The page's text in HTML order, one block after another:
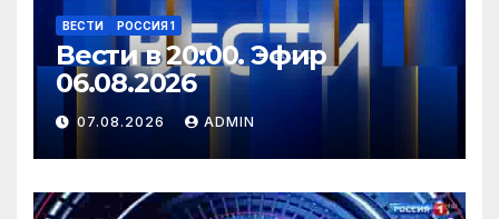
ВЕСТИ РОССИЯ 1
Вести в 20:00. Эфир
06.08.2026
07.08.2026 ADMIN